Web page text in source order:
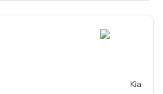
Kia